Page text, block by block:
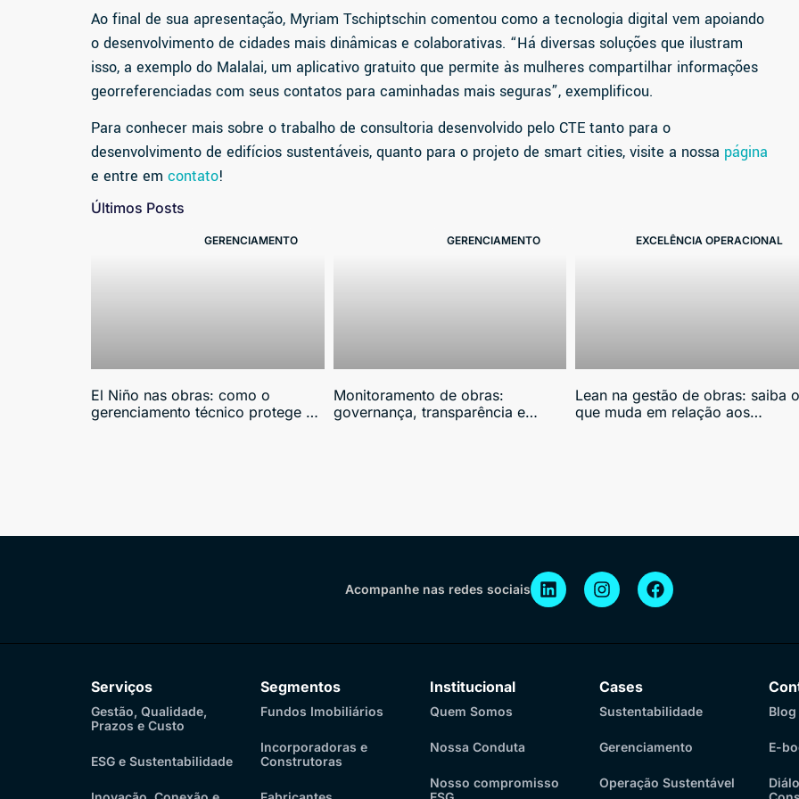
Ao final de sua apresentação, Myriam Tschiptschin comentou como a tecnologia digital vem apoiando
o desenvolvimento de cidades mais dinâmicas e colaborativas. “Há diversas soluções que ilustram
isso, a exemplo do Malalai, um aplicativo gratuito que permite às mulheres compartilhar informações
georreferenciadas com seus contatos para caminhadas mais seguras”, exemplificou.
Para conhecer mais sobre o trabalho de consultoria desenvolvido pelo CTE tanto para o
desenvolvimento de edifícios sustentáveis, quanto para o projeto de smart cities, visite a nossa página
e entre em contato!
Últimos Posts
GERENCIAMENTO
El Niño nas obras: como o
gerenciamento técnico protege o
GERENCIAMENTO
Monitoramento de obras:
governança, transparência e
EXCELÊNCIA OPERACIONAL
Lean na gestão de obras: saiba
que muda em relação aos
Acompanhe nas redes sociais
Serviços
Gestão, Qualidade,
Prazos e Custo
ESG e Sustentabilidade
Segmentos
Fundos Imobiliários
Incorporadoras e
Construtoras
Institucional
Quem Somos
Nossa Conduta
Nosso compromisso
Cases
Sustentabilidade
Gerenciamento
Operação Sustentável
Blog
E-